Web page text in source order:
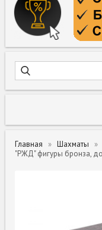
Главная Шахматы
"РЖД" фигуры бронза,